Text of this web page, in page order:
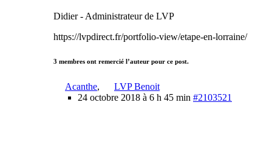
Didier - Administrateur de LVP
https://lvpdirect.fr/portfolio-view/etape-en-lorraine/
3 membres ont remercié l’auteur pour ce post.
Acanthe,
LVP Benoit
24 octobre 2018 à 6 h 45 min #2103521